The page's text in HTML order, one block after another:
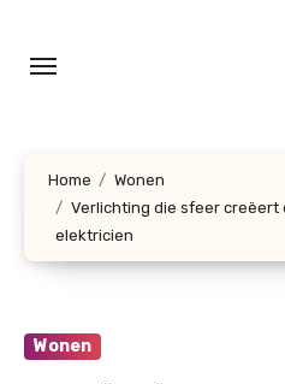
inhoud
Home
Wonen
Verlichting die sfeer creëert
elektricien
Wonen